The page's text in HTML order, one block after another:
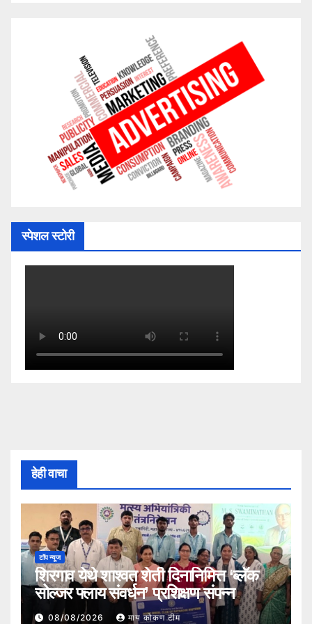
स्पेशल स्टोरी
हेही वाचा
टॉप न्यूज
शिरगाव येथे शाश्वत शेती दिनानिमित्त ‘ब्लॅक
सोल्जर फ्लाय संवर्धन’ प्रशिक्षण संपन्न
08/08/2026 माय कोकण टीम